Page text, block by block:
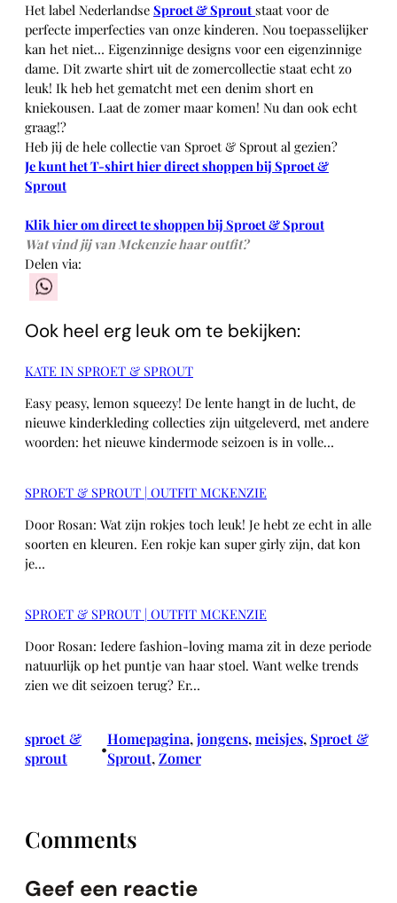
Het label Nederlandse Sproet & Sprout staat voor de
perfecte imperfecties van onze kinderen. Nou toepasselijker
kan het niet… Eigenzinnige designs voor een eigenzinnige
dame. Dit zwarte shirt uit de zomercollectie staat echt zo
leuk! Ik heb het gematcht met een denim short en
kniekousen. Laat de zomer maar komen! Nu dan ook echt
graag!?
Heb jij de hele collectie van Sproet & Sprout al gezien?
Je kunt het T-shirt hier direct shoppen bij Sproet &
Sprout
Klik hier om direct te shoppen bij Sproet & Sprout
Wat vind jij van Mckenzie haar outfit?
Delen via:
Ook heel erg leuk om te bekijken:
KATE IN SPROET & SPROUT
Easy peasy, lemon squeezy! De lente hangt in de lucht, de
nieuwe kinderkleding collecties zijn uitgeleverd, met andere
woorden: het nieuwe kindermode seizoen is in volle…
SPROET & SPROUT | OUTFIT MCKENZIE
Door Rosan: Wat zijn rokjes toch leuk! Je hebt ze echt in alle
soorten en kleuren. Een rokje kan super girly zijn, dat kon
je…
SPROET & SPROUT | OUTFIT MCKENZIE
Door Rosan: Iedere fashion-loving mama zit in deze periode
natuurlijk op het puntje van haar stoel. Want welke trends
zien we dit seizoen terug? Er…
sproet &
sprout
•
Homepagina, jongens, meisjes, Sproet &
Sprout, Zomer
Comments
Geef een reactie